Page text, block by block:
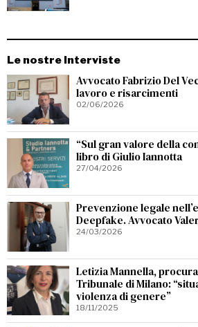
Le nostre Interviste
Avvocato Fabrizio Del
lavoro e risarcimenti
02/06/2026
“Sul gran valore della
libro di Giulio Iannotta
27/04/2026
Prevenzione legale
Deepfake. Avvocato
24/03/2026
Letizia Mannella,
Tribunale di Milano:
violenza di genere”
18/11/2025